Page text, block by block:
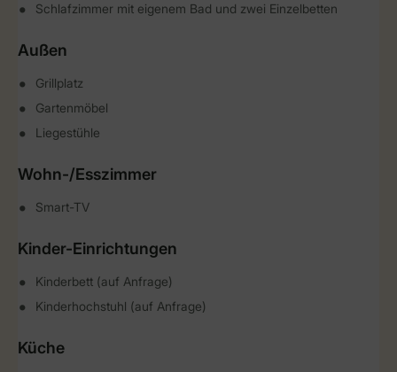
Schlafzimmer mit eigenem Bad und zwei Einzelbetten
Außen
Grillplatz
Gartenmöbel
Liegestühle
Wohn-/Esszimmer
Smart-TV
Kinder-Einrichtungen
Kinderbett (auf Anfrage)
Kinderhochstuhl (auf Anfrage)
Küche